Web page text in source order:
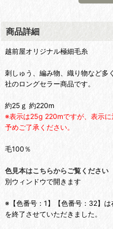
商品詳細
越前屋オリジナル極細毛糸
刺しゅう、編み物、織り物など多
社のロングセラー商品です。
約25ｇ 約220m
※表示は25g 220mですが、表示に
予めご了承ください。
毛100％
色見本はこちらからご覧ください
別ウィンドウで開きます
※【色番号：1】【色番号：32】
を終了させていただきました。